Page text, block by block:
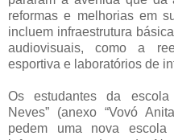
reformas e melhorias em
incluem infraestrutura
audiovisuais, como a
esportiva e laboratórios de
Os estudantes da escola
Neves” (anexo “Vovó
pedem uma nova